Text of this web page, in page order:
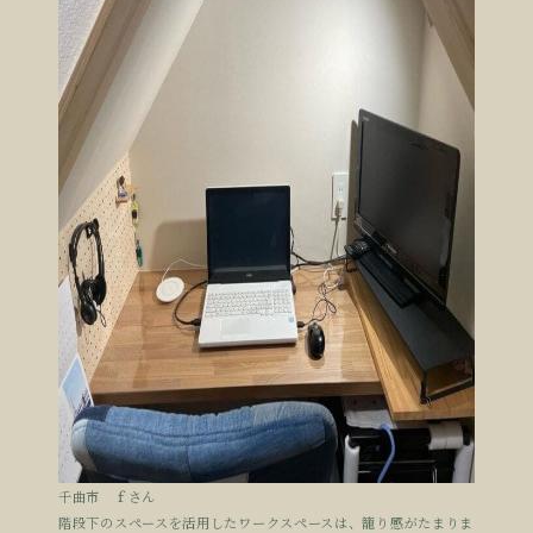
千曲市 ｆさん
階段下のスペースを活用したワークスペースは、籠り感がたまりま